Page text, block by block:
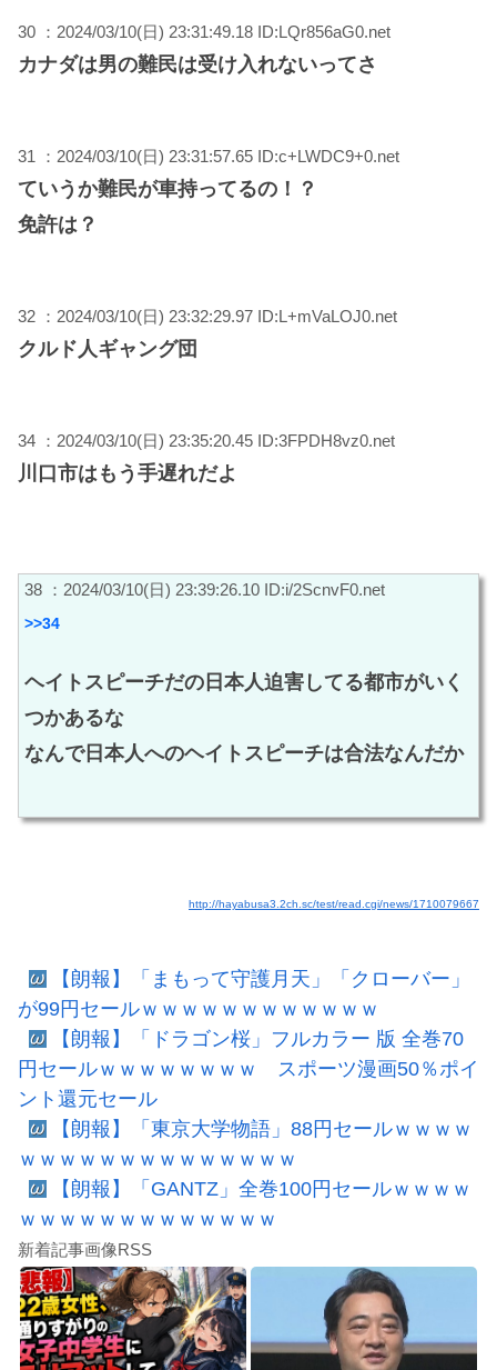
30 ：2024/03/10(日) 23:31:49.18 ID:LQr856aG0.net
カナダは男の難民は受け入れないってさ
31 ：2024/03/10(日) 23:31:57.65 ID:c+LWDC9+0.net
ていうか難民が車持ってるの！？
免許は？
32 ：2024/03/10(日) 23:32:29.97 ID:L+mVaLOJ0.net
クルド人ギャング団
34 ：2024/03/10(日) 23:35:20.45 ID:3FPDH8vz0.net
川口市はもう手遅れだよ
38 ：2024/03/10(日) 23:39:26.10 ID:i/2ScnvF0.net
>>34
ヘイトスピーチだの日本人迫害してる都市がいく
つかあるな
なんで日本人へのヘイトスピーチは合法なんだか
http://hayabusa3.2ch.sc/test/read.cgi/news/1710079667
【朗報】「まもって守護月天」「クローバー」
が99円セールｗｗｗｗｗｗｗｗｗｗｗｗ
【朗報】「ドラゴン桜」フルカラー 版 全巻70
円セールｗｗｗｗｗｗｗｗ スポーツ漫画50％ポイ
ント還元セール
【朗報】「東京大学物語」88円セールｗｗｗｗ
ｗｗｗｗｗｗｗｗｗｗｗｗｗｗ
【朗報】「GANTZ」全巻100円セールｗｗｗｗ
ｗｗｗｗｗｗｗｗｗｗｗｗｗ
新着記事画像RSS